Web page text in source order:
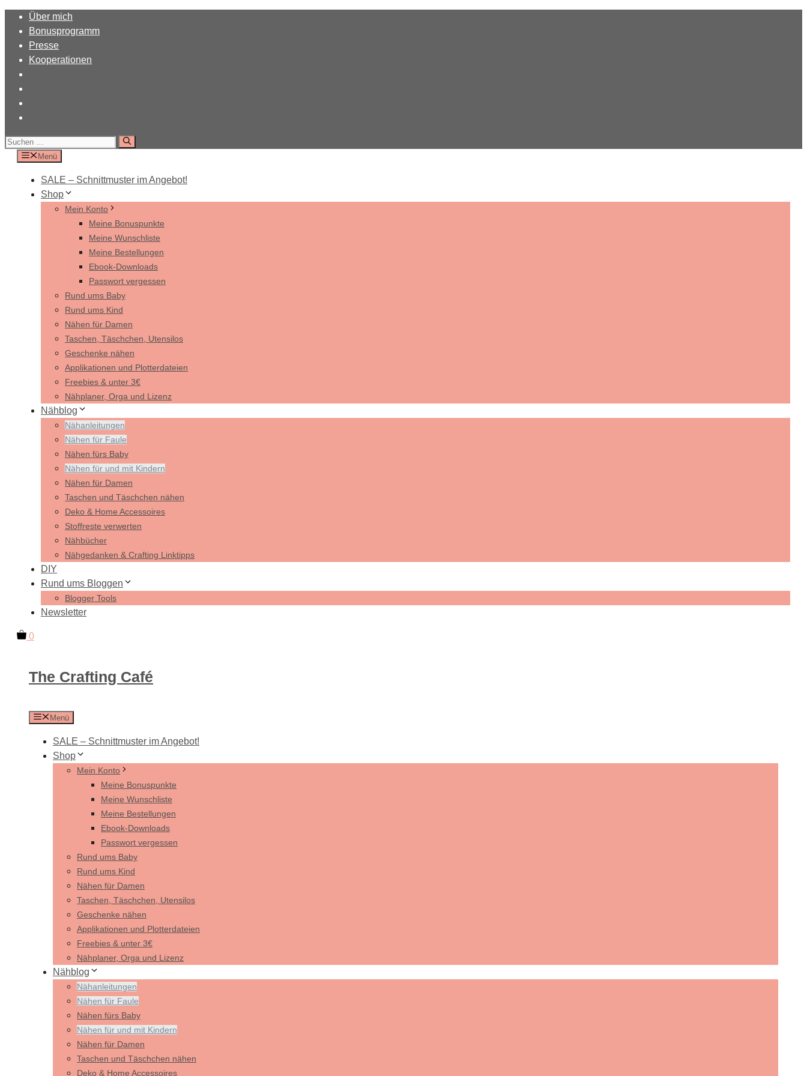
Zum
Inhalt
springen
Über mich
Bonusprogramm
Presse
Kooperationen
Suchen
nach:
Menü
SALE – Schnittmuster im Angebot!
Shop
Mein Konto
Meine Bonuspunkte
Meine Wunschliste
Meine Bestellungen
Ebook-Downloads
Passwort vergessen
Rund ums Baby
Rund ums Kind
Nähen für Damen
Taschen, Täschchen, Utensilos
Geschenke nähen
Applikationen und Plotterdateien
Freebies & unter 3€
Nähplaner, Orga und Lizenz
Nähblog
Nähanleitungen
Nähen für Faule
Nähen fürs Baby
Nähen für und mit Kindern
Nähen für Damen
Taschen und Täschchen nähen
Deko & Home Accessoires
Stoffreste verwerten
Nähbücher
Nähgedanken & Crafting Linktipps
DIY
Rund ums Bloggen
Blogger Tools
Newsletter
0
The Crafting Café
Menü
SALE – Schnittmuster im Angebot!
Shop
Mein Konto
Meine Bonuspunkte
Meine Wunschliste
Meine Bestellungen
Ebook-Downloads
Passwort vergessen
Rund ums Baby
Rund ums Kind
Nähen für Damen
Taschen, Täschchen, Utensilos
Geschenke nähen
Applikationen und Plotterdateien
Freebies & unter 3€
Nähplaner, Orga und Lizenz
Nähblog
Nähanleitungen
Nähen für Faule
Nähen fürs Baby
Nähen für und mit Kindern
Nähen für Damen
Taschen und Täschchen nähen
Deko & Home Accessoires